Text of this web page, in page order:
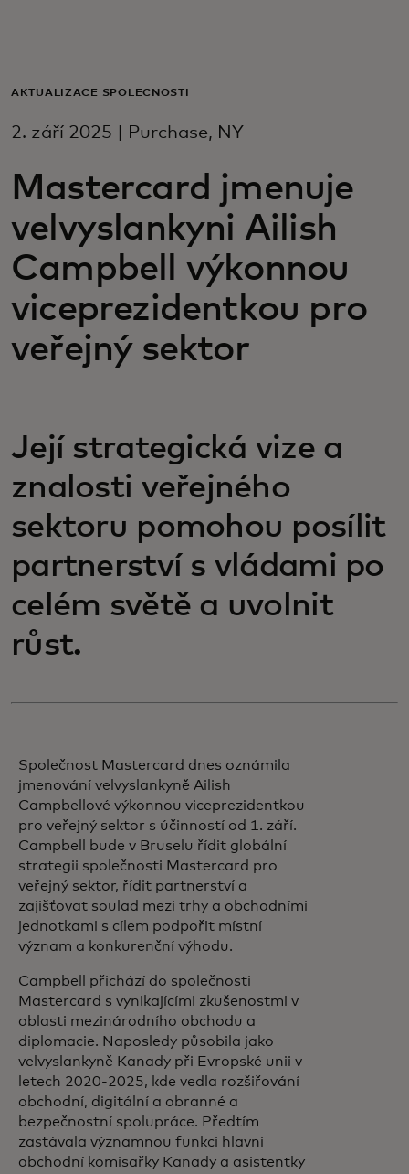
Pro firmy
Pro inovátory
Novinky a trendy
AKTUALIZACE SPOLEČNOSTI
2. září 2025 | Purchase, NY
Mastercard jmenuje
velvyslankyni Ailish
Campbell výkonnou
viceprezidentkou pro
veřejný sektor
Její strategická vize a
znalosti veřejného
sektoru pomohou posílit
partnerství s vládami po
celém světě a uvolnit
růst.
Společnost Mastercard dnes oznámila
jmenování velvyslankyně Ailish
Campbellové výkonnou viceprezidentkou
pro veřejný sektor s účinností od 1. září.
Campbell bude v Bruselu řídit globální
strategii společnosti Mastercard pro
veřejný sektor, řídit partnerství a
zajišťovat soulad mezi trhy a obchodními
jednotkami s cílem podpořit místní
význam a konkurenční výhodu.
Campbell přichází do společnosti
Mastercard s vynikajícími zkušenostmi v
oblasti mezinárodního obchodu a
diplomacie. Naposledy působila jako
velvyslankyně Kanady při Evropské unii v
letech 2020-2025, kde vedla rozšiřování
obchodní, digitální a obranné a
bezpečnostní spolupráce. Předtím
zastávala významnou funkci hlavní
obchodní komisařky Kanady a asistentky